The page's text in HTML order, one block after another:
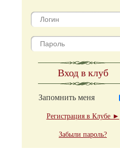
Вход в клуб
Запомнить меня
Регистрация в Клубе ►
Забыли пароль?